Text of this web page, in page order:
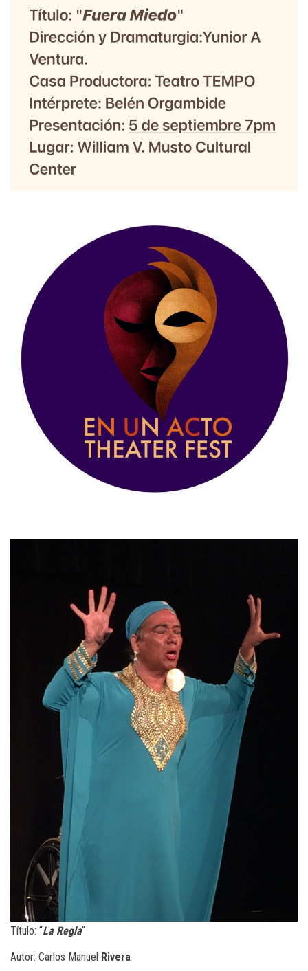
Título: “La Regla“
Autor: Carlos Manuel Rivera